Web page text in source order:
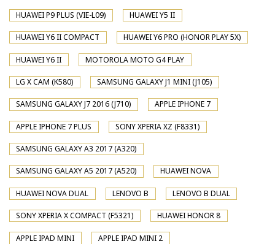
HUAWEI P9 PLUS (VIE-L09) HUAWEI Y5 II
HUAWEI Y6 II COMPACT HUAWEI Y6 PRO (HONOR PLAY 5X)
HUAWEI Y6 II MOTOROLA MOTO G4 PLAY
LG X CAM (K580) SAMSUNG GALAXY J1 MINI (J105)
SAMSUNG GALAXY J7 2016 (J710) APPLE IPHONE 7
APPLE IPHONE 7 PLUS SONY XPERIA XZ (F8331)
SAMSUNG GALAXY A3 2017 (A320)
SAMSUNG GALAXY A5 2017 (A520) HUAWEI NOVA
HUAWEI NOVA DUAL LENOVO B LENOVO B DUAL
SONY XPERIA X COMPACT (F5321) HUAWEI HONOR 8
APPLE IPAD MINI APPLE IPAD MINI 2